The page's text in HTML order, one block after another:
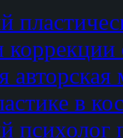
авторская
в
психолог